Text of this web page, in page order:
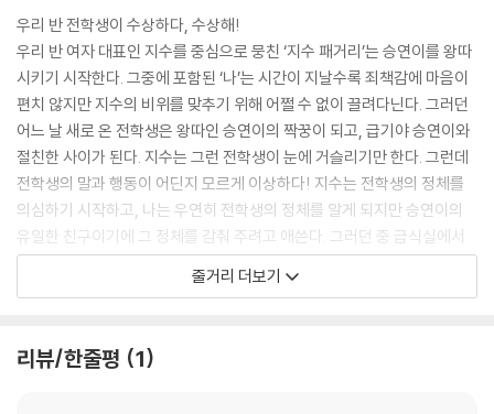
“영이, 걔 뭔가 수상해. 우유만 먹는 것도 그렇고, 전학생 치고는 적응력이
빠른 것도 그렇고. 혁준이 같은 애를 꺾을 정도로 힘이 센 것도 수상해. 아
무래도 좀 알아봐야겠어.”
나는 지수의 말을 전혀 이해할 수 없었다.
“뭐가 수상하다는 거야?”
“며칠 전에 무지개초등학교에 다니는 내 친구 서윤이한테 영이에 대해서
좀 알아봐 달라고 했거든. 어떤 앤지 궁금해서. 그런데 그런 애는 없었대.
반마다 다 알아봤는데 최근에 전학 간 애도 없었다고 하더라고.” -본문 52
쪽 중에서
---본문 중에서
우리 반 전학생이 수상하다, 수상해!
우리 반 여자 대표인 지수를 중심으로 뭉친 ‘지수 패거리’는 승연이를 왕따
시키기 시작한다. 그중에 포함된 ‘나’는 시간이 지날수록 죄책감에 마음이
편치 않지만 지수의 비위를 맞추기 위해 어쩔 수 없이 끌려다닌다. 그러던
어느 날 새로 온 전학생은 왕따인 승연이의 짝꿍이 되고, 급기야 승연이와
절친한 사이가 된다. 지수는 그런 전학생이 눈에 거슬리기만 한다. 그런데
전학생의 말과 행동이 어딘지 모르게 이상하다! 지수는 전학생의 정체를
의심하기 시작하고, 나는 우연히 전학생의 정체를 알게 되지만 승연이의
유일한 친구이기에 그 정체를 감춰 주려고 애쓴다. 그러던 중 급식실에서
전학생이 의식을 잃고 쓰러지는 사고가 발생해 전학생은 더 이상 학교에
나올 수 없게 된다. 소중하고 유일한 친구를 잃은 승연이가 슬퍼하는 모습
전율을 위해 스포일러가 될 만한 알짜 힌트는 함구하며 오롯이 독자의 몫
줄거리 더보기
리뷰/한줄평 1